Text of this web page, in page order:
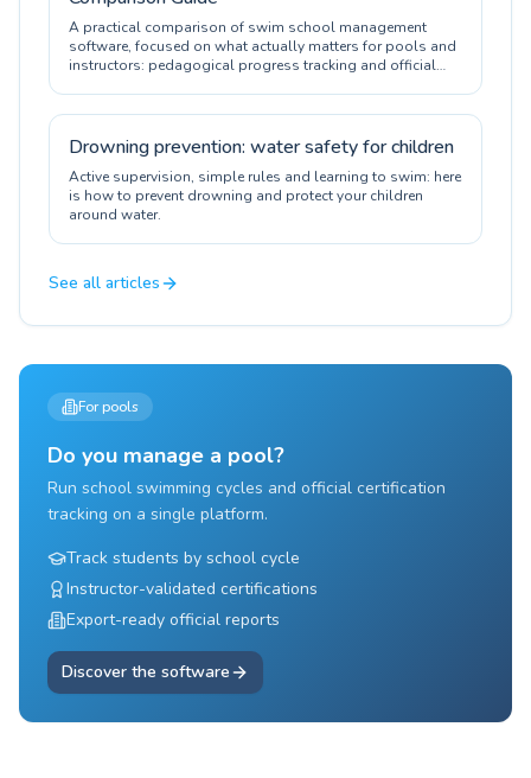
A practical comparison of swim school management
software, focused on what actually matters for pools and
instructors: pedagogical progress tracking and official
Drowning prevention: water safety for children
Active supervision, simple rules and learning to swim: here
is how to prevent drowning and protect your children
around water.
See all articles
For pools
Do you manage a pool?
Run school swimming cycles and official certification
tracking on a single platform.
Track students by school cycle
Instructor-validated certifications
Export-ready official reports
Discover the software